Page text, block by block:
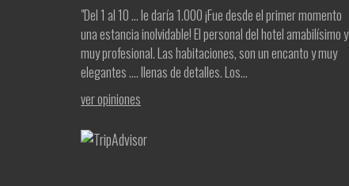
"Del 1 al 10 ... le daría 1.000 ¡Fue desde el primer momento
una estancia inolvidable! El personal del hotel amabilísimo y
muy profesional. Las habitaciones, son un encanto y muy
elegantes .... llenas de detalles. Los...
ver opiniones